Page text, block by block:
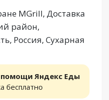
MGrill, Доставка
район,
Россия, Сухарная
помощи Яндекс Еды
бесплатно